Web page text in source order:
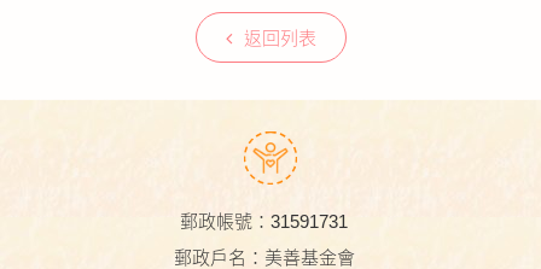
返回列表
郵政帳號：31591731
郵政戶名：美善基金會